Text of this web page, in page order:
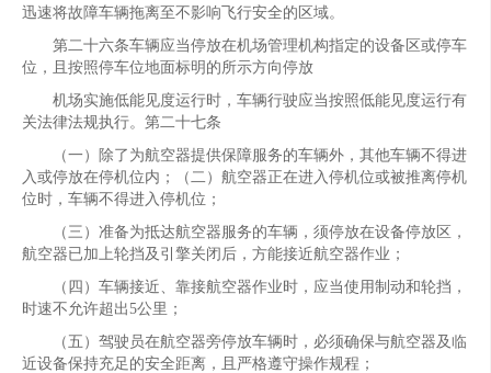
迅速将故障车辆拖离至不影响飞行安全的区域。
第二十六条车辆应当停放在机场管理机构指定的设备区或停车
位，且按照停车位地面标明的所示方向停放
机场实施低能见度运行时，车辆行驶应当按照低能见度运行有
关法律法规执行。第二十七条
（一）除了为航空器提供保障服务的车辆外，其他车辆不得进
入或停放在停机位内；（二）航空器正在进入停机位或被推离停机
位时，车辆不得进入停机位；
（三）准备为抵达航空器服务的车辆，须停放在设备停放区，
航空器已加上轮挡及引擎关闭后，方能接近航空器作业；
（四）车辆接近、靠接航空器作业时，应当使用制动和轮挡，
时速不允许超出5公里；
（五）驾驶员在航空器旁停放车辆时，必须确保与航空器及临
近设备保持充足的安全距离，且严格遵守操作规程；